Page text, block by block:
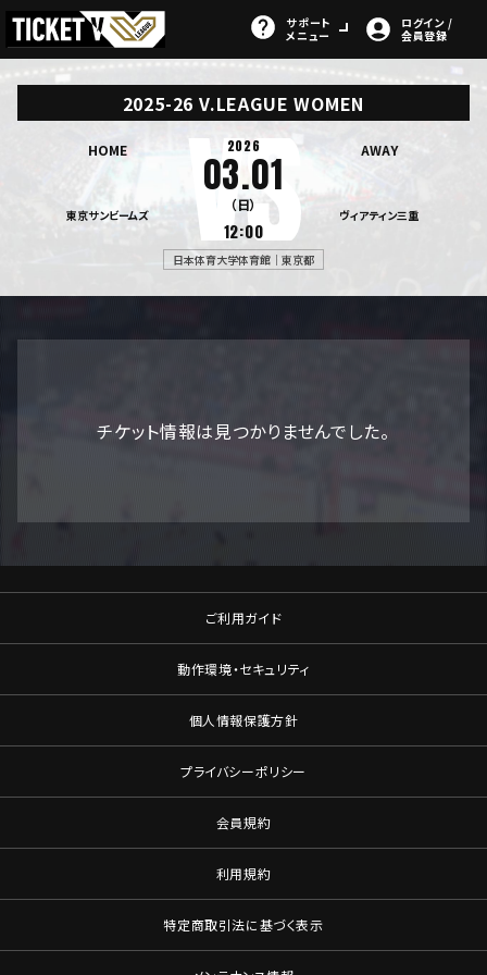
サポート
メニュー
ログイン /
会員登録
2025-26 V.LEAGUE WOMEN
HOME
東京サンビームズ
2026
03.01
（日）
12:00
AWAY
ヴィアティン三重
日本体育大学体育館｜東京都
チケット情報は見つかりませんでした。
ご利用ガイド
動作環境・セキュリティ
個人情報保護方針
プライバシーポリシー
会員規約
利用規約
特定商取引法に基づく表示